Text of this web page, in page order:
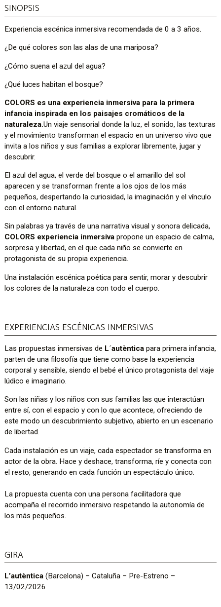
SINOPSIS
Experiencia escénica inmersiva recomendada de 0 a 3 años.
¿De qué colores son las alas de una mariposa?
¿Cómo suena el azul del agua?
¿Qué luces habitan el bosque?
COLORS es una experiencia inmersiva para la primera
infancia inspirada en los paisajes cromáticos de la
naturaleza.Un viaje sensorial donde la luz, el sonido, las texturas
y el movimiento transforman el espacio en un universo vivo que
invita a los niños y sus familias a explorar libremente, jugar y
descubrir.
El azul del agua, el verde del bosque o el amarillo del sol
aparecen y se transforman frente a los ojos de los más
pequeños, despertando la curiosidad, la imaginación y el vínculo
con el entorno natural.
Sin palabras ya través de una narrativa visual y sonora delicada,
COLORS experiencia inmersiva propone un espacio de calma,
sorpresa y libertad, en el que cada niño se convierte en
protagonista de su propia experiencia.
Una instalación escénica poética para sentir, morar y descubrir
los colores de la naturaleza con todo el cuerpo.
EXPERIENCIAS ESCÉNICAS INMERSIVAS
Las propuestas inmersivas de L´autèntica para primera infancia,
parten de una filosofía que tiene como base la experiencia
corporal y sensible, siendo el bebé el único protagonista del viaje
lúdico e imaginario.
Son las niñas y los niños con sus familias las que interactúan
entre sí, con el espacio y con lo que acontece, ofreciendo de
este modo un descubrimiento subjetivo, abierto en un escenario
de libertad.
Cada instalación es un viaje, cada espectador se transforma en
actor de la obra. Hace y deshace, transforma, ríe y conecta con
el resto, generando en cada función un espectáculo único.
La propuesta cuenta con una persona facilitadora que
acompaña el recorrido inmersivo respetando la autonomía de
los más pequeños.
GIRA
L’autèntica(Barcelona) – Cataluña – Pre-Estreno –
13/02/2026